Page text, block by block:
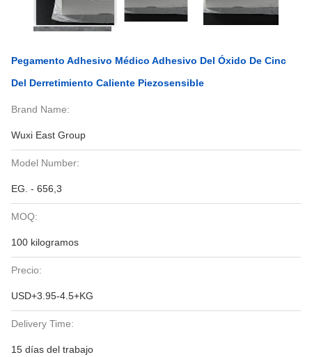
Pegamento Adhesivo Médico Adhesivo Del Óxido De Cinc
Del Derretimiento Caliente Piezosensible
Brand Name:
Wuxi East Group
Model Number:
EG. - 656,3
MOQ:
100 kilogramos
Precio:
USD+3.95-4.5+KG
Delivery Time:
15 días del trabajo